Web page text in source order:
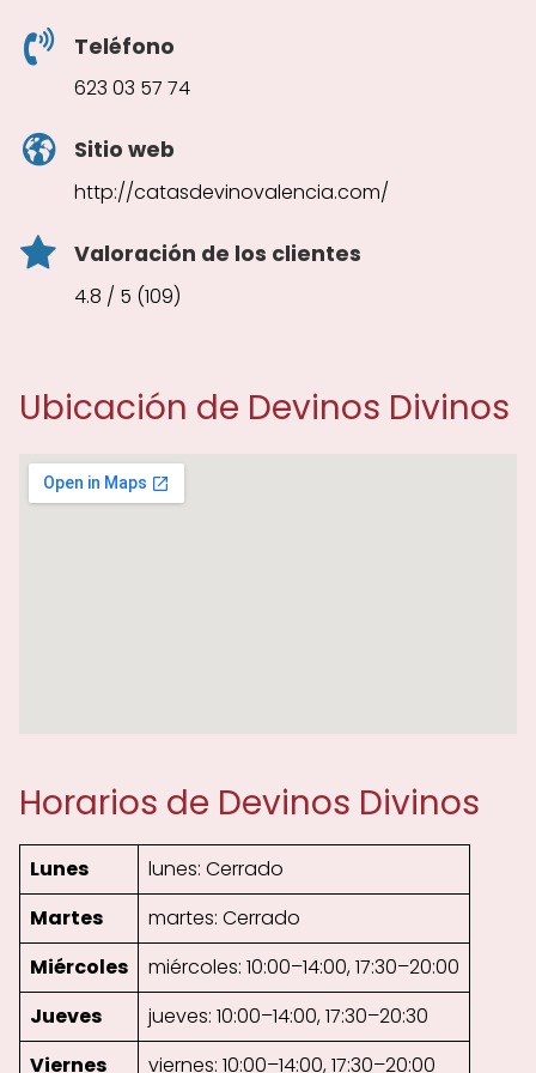
Teléfono
623 03 57 74
Sitio web
http://catasdevinovalencia.com/
Valoración de los clientes
4.8 / 5 (109)
Ubicación de Devinos Divinos
Horarios de Devinos Divinos
Lunes
lunes: Cerrado
Martes
martes: Cerrado
Miércoles
miércoles: 10:00–14:00, 17:30–20:00
Jueves
jueves: 10:00–14:00, 17:30–20:30
Viernes
viernes: 10:00–14:00, 17:30–20:00